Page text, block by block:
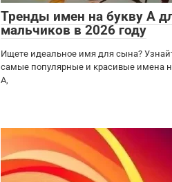
Тренды имен на букву А
мальчиков в 2026 году
Ищете идеальное имя для сына?
самые популярные и красивые имена
А,